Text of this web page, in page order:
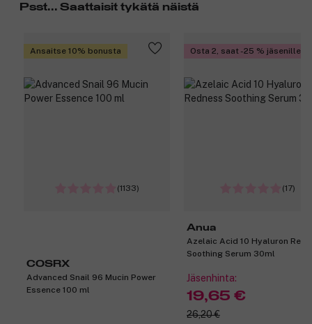
Psst... Saattaisit tykätä näistä
Ansaitse 10% bonusta
(1133)
COSRX
Advanced Snail 96 Mucin Power
Essence 100 ml
Osta 2, saat -25 % jäsenille
(17)
Anua
Azelaic Acid 10 Hyaluron
Soothing Serum 30ml
Jäsenhinta:
19,65 €
26,20 €